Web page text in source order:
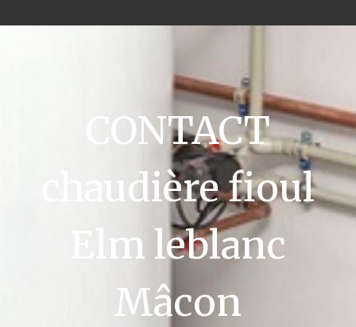
CONTACT
chaudière fioul
Elm leblanc
Mâcon